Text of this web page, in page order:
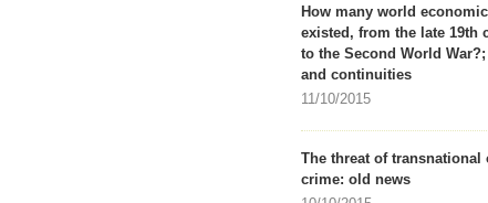
How many world
existed, from the late 19th
to the Second World
and continuities
11/10/2015
The threat of transnational
crime: old news